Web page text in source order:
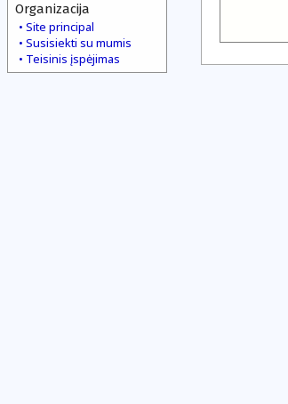
Organizacija
Site principal
Susisiekti su mumis
Teisinis įspėjimas